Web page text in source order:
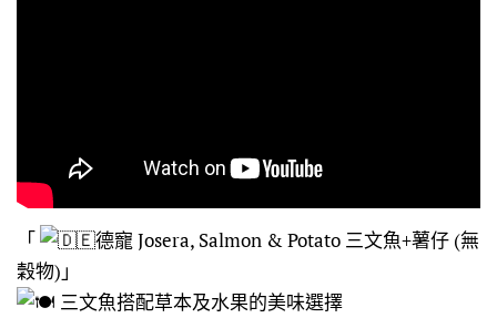
「
德寵 Josera, Salmon & Potato 三文魚+薯仔 (無
穀物)」
三文魚搭配草本及水果的美味選擇